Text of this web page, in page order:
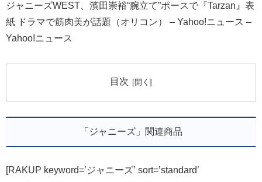
ジャニーズWEST、濱田崇裕“腕立て”ポースで『Tarzan』表
紙 ドラマで筋肉美が話題（オリコン） – Yahoo!ニュース –
Yahoo!ニュース
目次
「ジャニーズ」関連商品
[RAKUP keyword=’ジャニーズ’ sort=’standard’